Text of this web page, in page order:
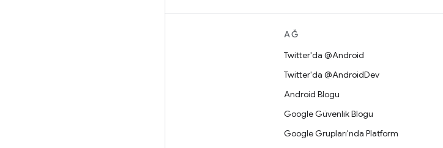
AĞ
Twitter'da @Android
Twitter'da @AndroidDev
Android Blogu
Google Güvenlik Blogu
Google Grupları'nda Platform